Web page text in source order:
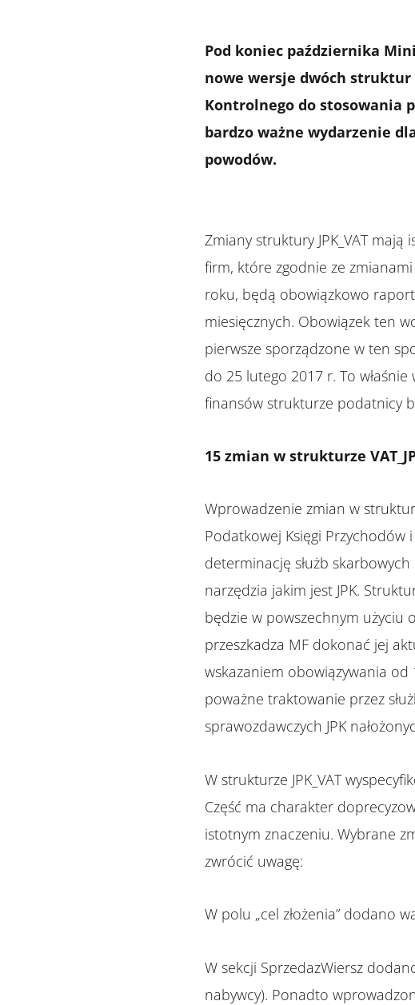
Pod koniec października
nowe wersje dwóch
Kontrolnego do stosowania
bardzo ważne wydarzenie
powodów.
Zmiany struktury JPK_VAT
firm, które zgodnie ze
roku, będą obowiązkowo
miesięcznych. Obowiązek ten
pierwsze sporządzone w ten
do 25 lutego 2017 r. To
finansów strukturze podatnicy
15 zmian w strukturze
Wprowadzenie zmian w
Podatkowej Księgi Przychodów
determinację służb
narzędzia jakim jest JPK.
będzie w powszechnym użyciu
przeszkadza MF dokonać jej
wskazaniem obowiązywania od
poważne traktowanie przez
sprawozdawczych JPK
W strukturze JPK_VAT
Część ma charakter
istotnym znaczeniu. Wybrane
zwrócić uwagę:
W polu „cel złożenia” dodano
W sekcji SprzedazWiersz
nabywcy). Ponadto